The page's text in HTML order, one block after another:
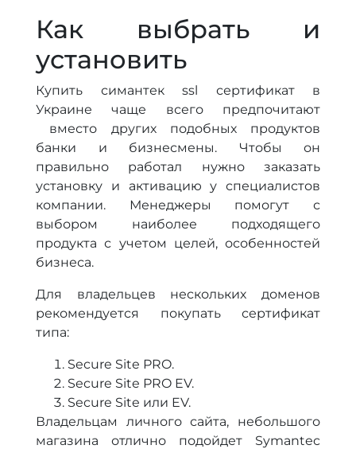
Как выбрать и
установить
Купить симантек ssl сертификат в
Украине чаще всего предпочитают
вместо других подобных продуктов
банки и бизнесмены. Чтобы он
правильно работал нужно заказать
установку и активацию у специалистов
компании. Менеджеры помогут с
выбором наиболее подходящего
продукта с учетом целей, особенностей
бизнеса.
Для владельцев нескольких доменов
рекомендуется покупать сертификат
типа:
Secure Site PRO.
Secure Site PRO EV.
Secure Site или EV.
Владельцам личного сайта, небольшого
магазина отлично подойдет Symantec